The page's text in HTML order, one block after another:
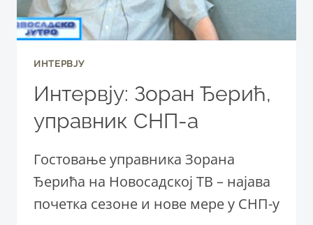
ИНТЕРВЈУ
Интервју: Зоран Ђерић,
управник СНП-а
Гостовање управника Зорана
Ђерића на Новосадској ТВ – најава
почетка сезоне и нове мере у СНП-у